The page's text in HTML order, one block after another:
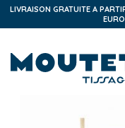
LIVRAISON GRATUITE A